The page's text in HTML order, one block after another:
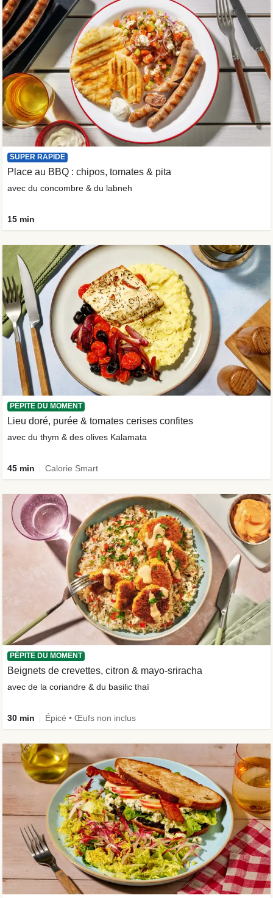
SUPER RAPIDE
Place au BBQ : chipos, tomates & pita
avec du concombre & du labneh
15 min
PÉPITE DU MOMENT
Lieu doré, purée & tomates cerises confites
avec du thym & des olives Kalamata
45 min Calorie Smart
PÉPITE DU MOMENT
Beignets de crevettes, citron & mayo-sriracha
avec de la coriandre & du basilic thaï
30 min Épicé • Œufs non inclus